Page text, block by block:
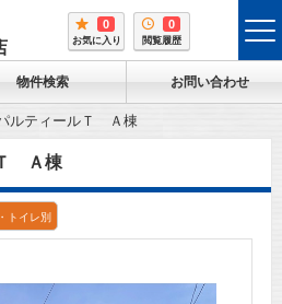
0
お気に入り
0
閲覧履歴
物件検索 お問い合わせ
ルティールＴ Ａ棟
Ａ棟
トイレ別